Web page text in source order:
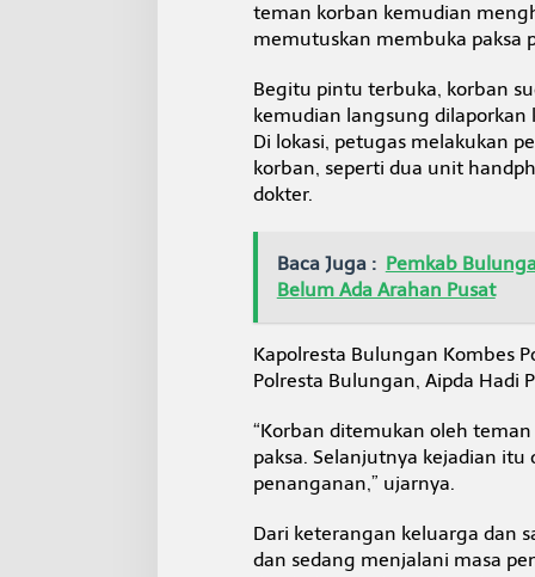
teman korban kemudian
memutuskan membuka paksa
Begitu pintu terbuka, korban
kemudian langsung dilaporkan
Di lokasi, petugas melakukan
korban, seperti dua unit
dokter.
Baca Juga : Pemkab
Belum Ada Arahan Pusat
Kapolresta Bulungan Kombes
Polresta Bulungan, Aipda Hadi
“Korban ditemukan oleh
paksa. Selanjutnya kejadian
penanganan,” ujarnya.
Dari keterangan keluarga dan
dan sedang menjalani masa